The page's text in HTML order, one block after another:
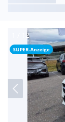
SUPER-Anzeige